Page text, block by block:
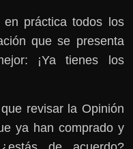
práctica todos los
que se presenta
¡Ya tienes los
revisar la Opinión
ya han comprado y